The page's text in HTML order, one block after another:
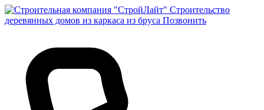
Строительство
деревянных домов из каркаса из бруса Позвонить